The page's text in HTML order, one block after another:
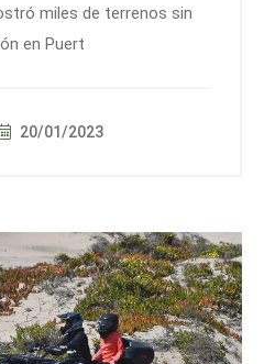
miles de terrenos sin
en Puert
20/01/2023